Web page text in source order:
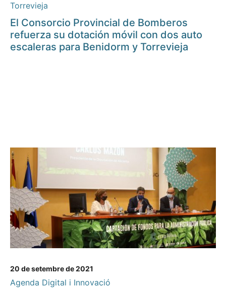
Torrevieja
El Consorcio Provincial de Bomberos
refuerza su dotación móvil con dos auto
escaleras para Benidorm y Torrevieja
20 de setembre de 2021
Agenda Digital i Innovació